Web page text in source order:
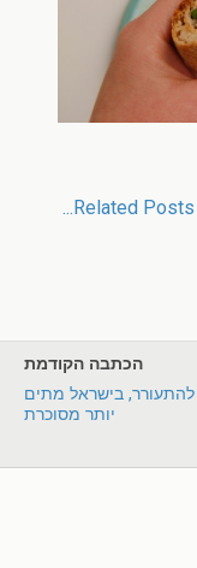
הכתבה הקודמת
להתעורר, בישראל מתים
יותר מסוכרת